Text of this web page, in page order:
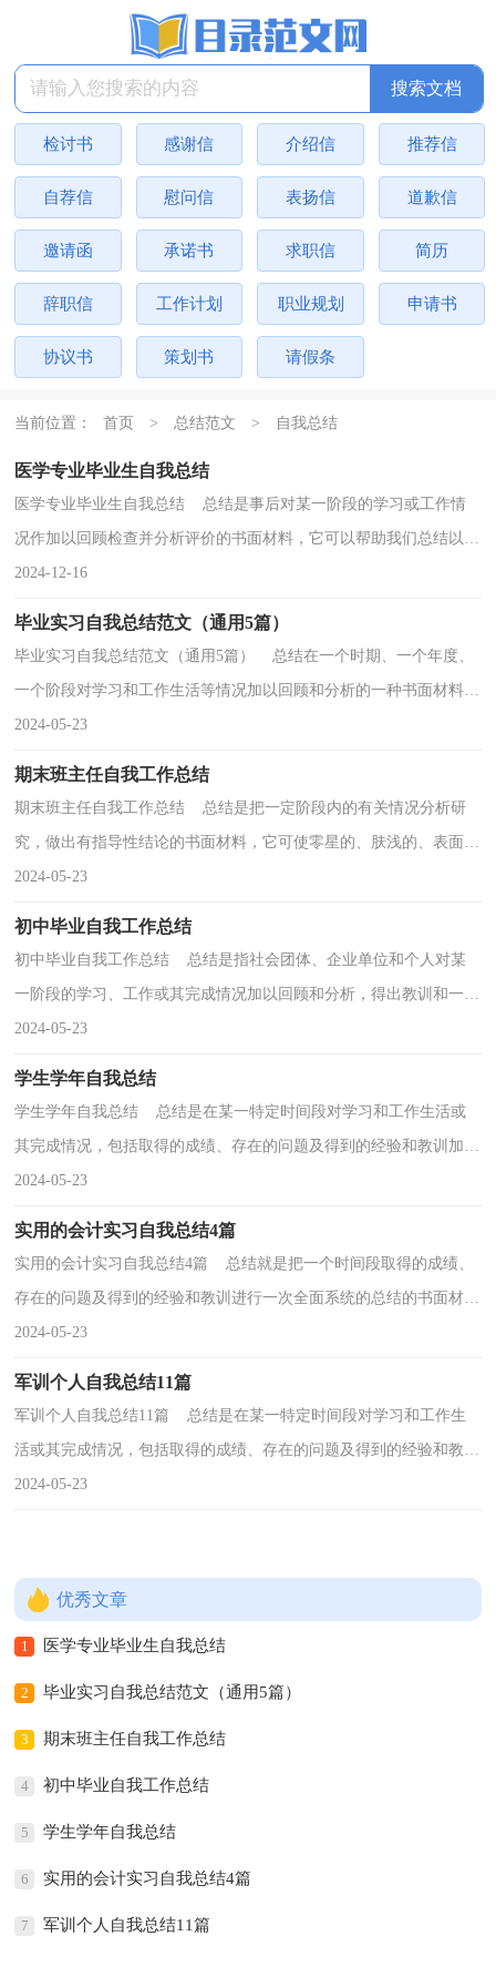
检讨书 感谢信 介绍信 推荐信
自荐信 慰问信 表扬信 道歉信
邀请函 承诺书 求职信 简历
辞职信 工作计划 职业规划 申请书
协议书 策划书 请假条
当前位置： 首页 > 总结范文 > 自我总结
医学专业毕业生自我总结
医学专业毕业生自我总结 总结是事后对某一阶段的学习或工作情
况作加以回顾检查并分析评价的书面材料，它可以帮助我们总结以往
思想，发扬成绩，为此我们要做好回顾，写好总结。总...
2024-12-16
毕业实习自我总结范文（通用5篇）
毕业实习自我总结范文（通用5篇） 总结在一个时期、一个年度、
一个阶段对学习和工作生活等情况加以回顾和分析的一种书面材料，
它能帮我们理顺知识结构，突出重点，突破难点，让我们...
2024-05-23
期末班主任自我工作总结
期末班主任自我工作总结 总结是把一定阶段内的有关情况分析研
究，做出有指导性结论的书面材料，它可使零星的、肤浅的、表面的
感性认知上升到全面的、系统的、本质的理性认识...
2024-05-23
初中毕业自我工作总结
初中毕业自我工作总结 总结是指社会团体、企业单位和个人对某
一阶段的学习、工作或其完成情况加以回顾和分析，得出教训和一些
规律性认识的一种书面材料，它能够给人努力工作...
2024-05-23
学生学年自我总结
学生学年自我总结 总结是在某一特定时间段对学习和工作生活或
其完成情况，包括取得的成绩、存在的问题及得到的经验和教训加以
回顾和分析的书面材料，它可以提升我们发现问题...
2024-05-23
实用的会计实习自我总结4篇
实用的会计实习自我总结4篇 总结就是把一个时间段取得的成绩、
存在的问题及得到的经验和教训进行一次全面系统的总结的书面材
料，它能够给人努力工作的动力，让我们好好写一...
2024-05-23
军训个人自我总结11篇
军训个人自我总结11篇 总结是在某一特定时间段对学习和工作生
活或其完成情况，包括取得的成绩、存在的问题及得到的经验和教训
加以回顾和分析的书面材料，它可以帮助我们总结...
2024-05-23
优秀文章
1 医学专业毕业生自我总结
2 毕业实习自我总结范文（通用5篇）
3 期末班主任自我工作总结
4 初中毕业自我工作总结
5 学生学年自我总结
6 实用的会计实习自我总结4篇
7 军训个人自我总结11篇